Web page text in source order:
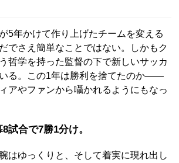
5年かけて作り上げたチームを変える
でさえ簡単なことではない。しかもク
哲学を持った監督の下で新しいサッカ
る。この1年は勝利を捨てたのか――
アやファンから囁かれるようにもなっ
試合で7勝1分け。
はゆっくりと、そして着実に現れ出し